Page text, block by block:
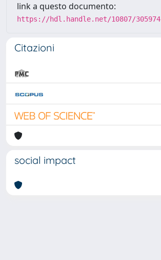
link a questo documento:
https://hdl.handle.net/10807/305974
Citazioni
social impact